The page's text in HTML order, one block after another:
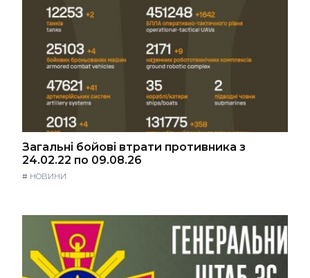
Загальні бойові втрати противника з
24.02.22 по 09.08.26
# НОВИНИ